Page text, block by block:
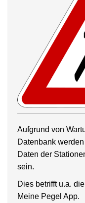
Aufgrund von
Datenbank
Daten der
sein.
Dies betrifft u.a.
Meine Pegel App.